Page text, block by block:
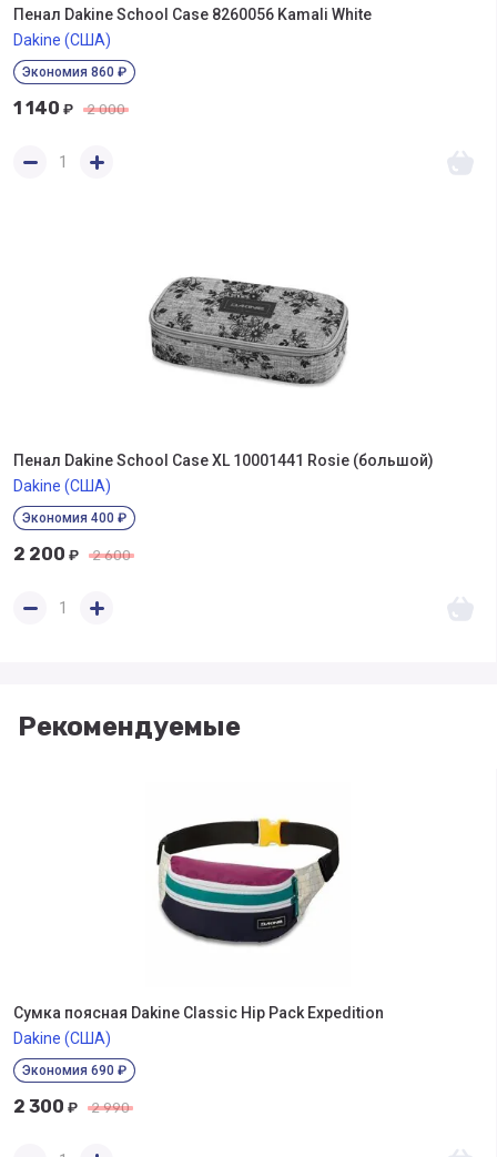
Пенал Dakine School Case 8260056 Kamali White
Dakine (США)
Экономия 860 ₽
1 140 ₽ 2 000
Пенал Dakine School Case XL 10001441 Rosie (большой)
Dakine (США)
Экономия 400 ₽
2 200 ₽ 2 600
Рекомендуемые
Сумка поясная Dakine Classic Hip Pack Expedition
Dakine (США)
Экономия 690 ₽
2 300 ₽ 2 990